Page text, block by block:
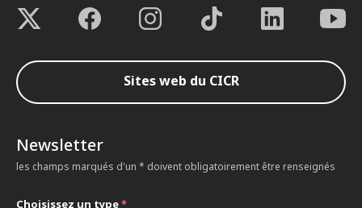
Sites web du CICR
Newsletter
les champs marqués d'un * doivent obligatoirement être renseignés
Choisissez un type*